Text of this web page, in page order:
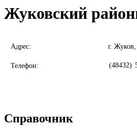
Жуковский
Адрес: г. Жуков,
Телефон: (48432)
Справочник